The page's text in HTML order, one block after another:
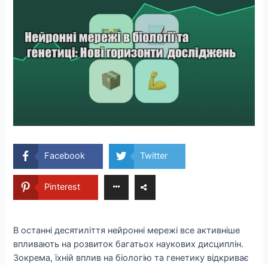
Facebook Twitter
Pinterest
В останні десятиліття нейронні мережі все активніше
впливають на розвиток багатьох наукових дисциплін.
Зокрема, їхній вплив на біологію та генетику відкриває